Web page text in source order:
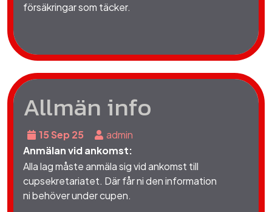
försäkringar som täcker.
Allmän info
15 Sep 25
admin
Anmälan vid ankomst:
Alla lag måste anmäla sig vid ankomst till
cupsekretariatet. Där får ni den information
ni behöver under cupen.